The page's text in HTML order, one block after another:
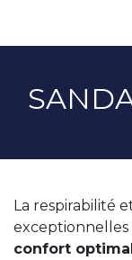
La respirabilité
exceptionnelles
confort